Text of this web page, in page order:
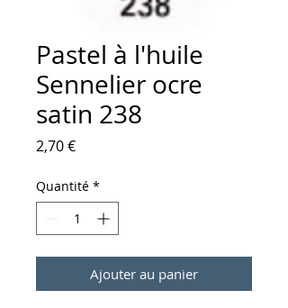
Pastel à l'huile
Sennelier ocre
satin 238
2,70 €Prix
Quantité *
Ajouter au panier